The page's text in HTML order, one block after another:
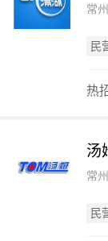
常
民
热
汤
常
民